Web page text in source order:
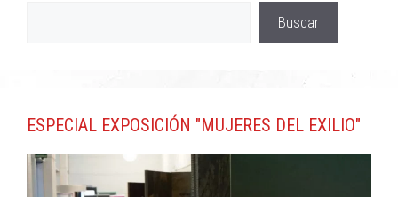
Buscar
ESPECIAL EXPOSICIÓN "MUJERES DEL EXILIO"